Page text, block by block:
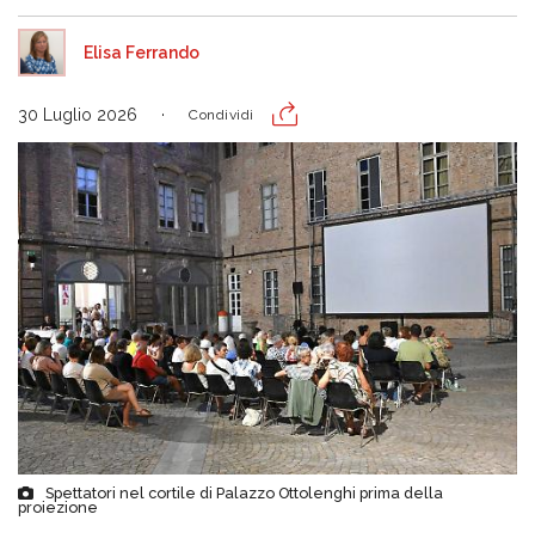
Elisa Ferrando
30 Luglio 2026 Condividi
Spettatori nel cortile di Palazzo Ottolenghi prima della
proiezione